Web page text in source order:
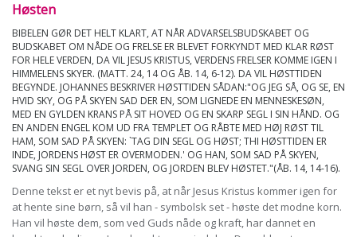
Høsten
BIBELEN GØR DET HELT KLART, AT NÅR ADVARSELSBUDSKABET OG
BUDSKABET OM NÅDE OG FRELSE ER BLEVET FORKYNDT MED KLAR RØST
FOR HELE VERDEN, DA VIL JESUS KRISTUS, VERDENS FRELSER KOMME IGEN I
HIMMELENS SKYER. (MATT. 24, 14 OG ÅB. 14, 6-12). DA VIL HØSTTIDEN
BEGYNDE. JOHANNES BESKRIVER HØSTTIDEN SÅDAN:"OG JEG SÅ, OG SE, EN
HVID SKY, OG PÅ SKYEN SAD DER EN, SOM LIGNEDE EN MENNESKESØN,
MED EN GYLDEN KRANS PÅ SIT HOVED OG EN SKARP SEGL I SIN HÅND. OG
EN ANDEN ENGEL KOM UD FRA TEMPLET OG RÅBTE MED HØJ RØST TIL
HAM, SOM SAD PÅ SKYEN: `TAG DIN SEGL OG HØST; THI HØSTTIDEN ER
INDE, JORDENS HØST ER OVERMODEN.' OG HAN, SOM SAD PÅ SKYEN,
SVANG SIN SEGL OVER JORDEN, OG JORDEN BLEV HØSTET."(ÅB. 14, 14-16).
Denne tekst er et nyt bevis på, at når Jesus Kristus kommer igen for
at hente sine børn, så vil han - symbolsk set - høste det modne korn.
Han vil høste dem, som ved Guds nåde og kraft, har dannet en